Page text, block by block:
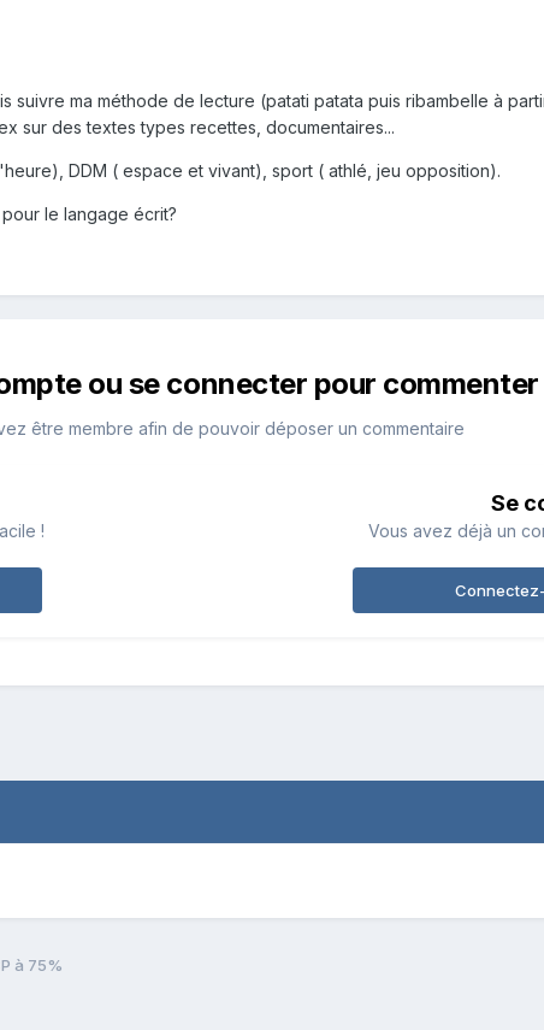
suivre ma méthode de lecture (patati patata puis ribambelle à
sur des textes types recettes, documentaires...
DDM ( espace et vivant), sport ( athlé, jeu opposition).
le langage écrit?
ou se connecter pour commenter
être membre afin de pouvoir déposer un commentaire
!
Se
Vous avez déjà un
à 75%